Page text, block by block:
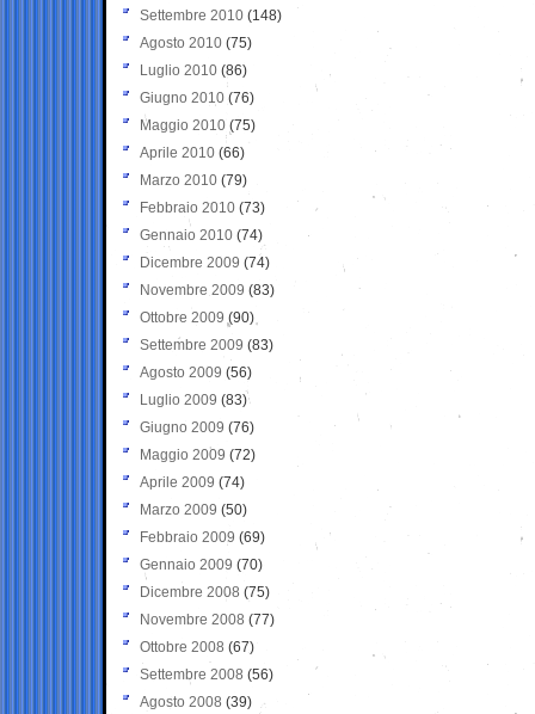
Settembre 2010 (148)
Agosto 2010 (75)
Luglio 2010 (86)
Giugno 2010 (76)
Maggio 2010 (75)
Aprile 2010 (66)
Marzo 2010 (79)
Febbraio 2010 (73)
Gennaio 2010 (74)
Dicembre 2009 (74)
Novembre 2009 (83)
Ottobre 2009 (90)
Settembre 2009 (83)
Agosto 2009 (56)
Luglio 2009 (83)
Giugno 2009 (76)
Maggio 2009 (72)
Aprile 2009 (74)
Marzo 2009 (50)
Febbraio 2009 (69)
Gennaio 2009 (70)
Dicembre 2008 (75)
Novembre 2008 (77)
Ottobre 2008 (67)
Settembre 2008 (56)
Agosto 2008 (39)